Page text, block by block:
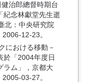
治郎總督時期台
紀念林獻堂先生逝
北：中央研究院
12-23。
における移動－
於「2004年度日
ム」，京都大
03-27。